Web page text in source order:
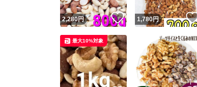
2,280円 いいね！
1,780円
最大10%対象